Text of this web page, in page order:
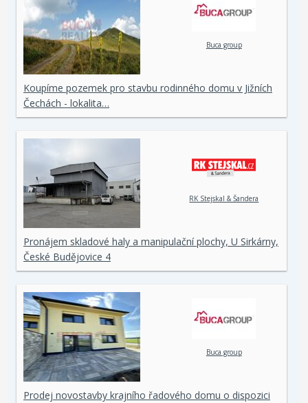
Buca group
Koupíme pozemek pro stavbu rodinného domu v Jižních
Čechách - lokalita…
RK Stejskal & Šandera
Pronájem skladové haly a manipulační plochy, U Sirkárny,
České Budějovice 4
Buca group
Prodej novostavby krajního řadového domu o dispozici